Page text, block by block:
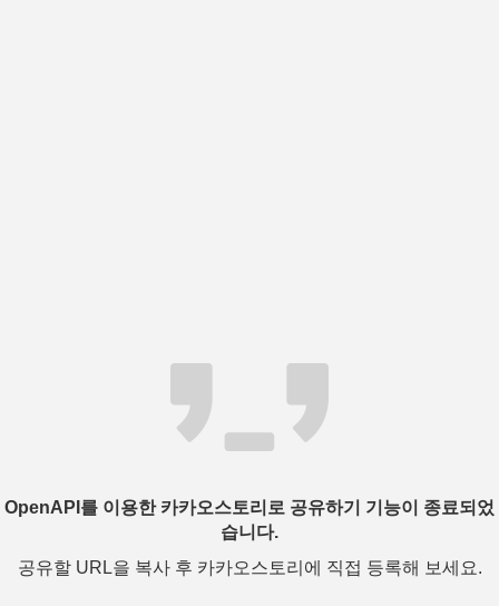
OpenAPI를 이용한 카카오스토리로 공유하기 기능이 종료되었
습니다.
공유할 URL을 복사 후 카카오스토리에 직접 등록해 보세요.